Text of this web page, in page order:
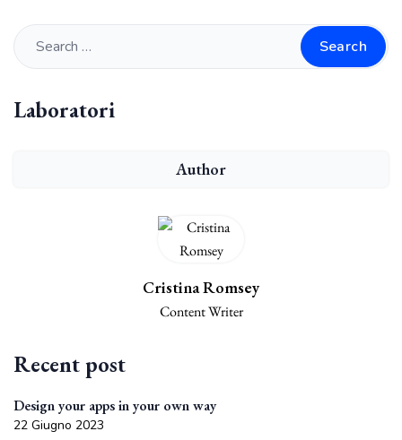
Search
Laboratori
Author
Cristina Romsey
Content Writer
Recent post
Design your apps in your own way
22 Giugno 2023